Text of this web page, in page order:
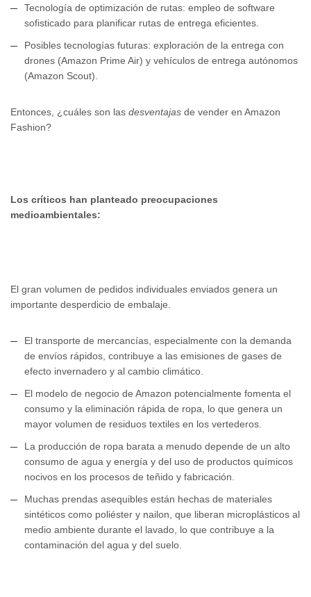
Tecnología de optimización de rutas: empleo de software
sofisticado para planificar rutas de entrega eficientes.
Posibles tecnologías futuras: exploración de la entrega con
drones (Amazon Prime Air) y vehículos de entrega autónomos
(Amazon Scout).
Entonces, ¿cuáles son las desventajas de vender en Amazon
Fashion?
Los críticos han planteado preocupaciones
medioambientales:
El gran volumen de pedidos individuales enviados genera un
importante desperdicio de embalaje.
El transporte de mercancías, especialmente con la demanda
de envíos rápidos, contribuye a las emisiones de gases de
efecto invernadero y al cambio climático.
El modelo de negocio de Amazon potencialmente fomenta el
consumo y la eliminación rápida de ropa, lo que genera un
mayor volumen de residuos textiles en los vertederos.
La producción de ropa barata a menudo depende de un alto
consumo de agua y energía y del uso de productos químicos
nocivos en los procesos de teñido y fabricación.
Muchas prendas asequibles están hechas de materiales
sintéticos como poliéster y nailon, que liberan microplásticos al
medio ambiente durante el lavado, lo que contribuye a la
contaminación del agua y del suelo.